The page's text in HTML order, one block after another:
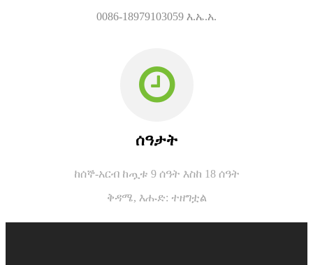
0086-18979103059 እ.ኤ.አ.
ሰዓታት
ከሰኞ-አርብ ከጧቱ 9 ሰዓት እስከ 18 ሰዓት
ቅዳሜ, እሑድ: ተዘግቷል